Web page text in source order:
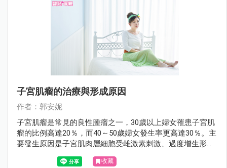
子宮肌瘤的治療與形成原因
作者：郭安妮
子宮肌瘤是常見的良性腫瘤之一，30歲以上婦女罹患子宮肌
瘤的比例高達20％，而40～50歲婦女發生率更高達30％。主
要發生原因是子宮肌肉層細胞受雌激素刺激、過度增生形成
的良性腫瘤，大部份不需要治療，只要定期追蹤即可。
收藏